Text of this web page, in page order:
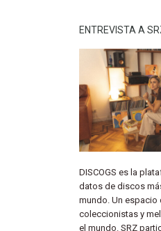
ENTREVISTA A
DISCOGS es la
datos de discos
mundo. Un espacio
coleccionistas y
el mundo. SRZ